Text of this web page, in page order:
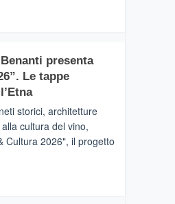
presenta
Le tappe
storici, architetture
cultura del vino,
Cultura 2026", il progetto